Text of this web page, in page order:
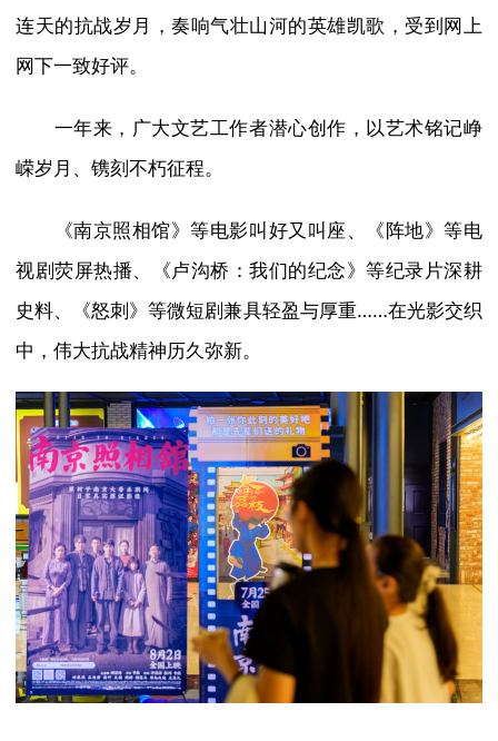
连天的抗战岁月，奏响气壮山河的英雄凯歌，受到网上
网下一致好评。
一年来，广大文艺工作者潜心创作，以艺术铭记峥
嵘岁月、镌刻不朽征程。
《南京照相馆》等电影叫好又叫座、《阵地》等电
视剧荧屏热播、《卢沟桥：我们的纪念》等纪录片深耕
史料、《怒刺》等微短剧兼具轻盈与厚重……在光影交织
中，伟大抗战精神历久弥新。